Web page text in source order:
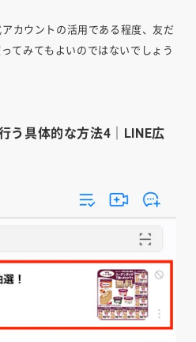
カウントの活用である程度、友だ
てみてもよいのではないでしょう
う具体的な方法4｜LINE広